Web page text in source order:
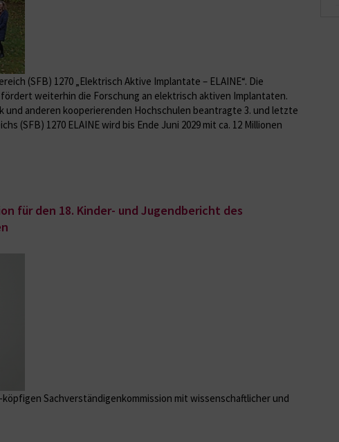
(SFB) 1270 „Elektrisch Aktive Implantate – ELAINE“. Die
weiterhin die Forschung an elektrisch aktiven Implantaten.
und anderen kooperierenden Hochschulen beantragte 3. und letzte
(SFB) 1270 ELAINE wird bis Ende Juni 2029 mit ca. 12 Millionen
für den 18. Kinder- und Jugendbericht des
Sachverständigenkommission mit wissenschaftlicher und